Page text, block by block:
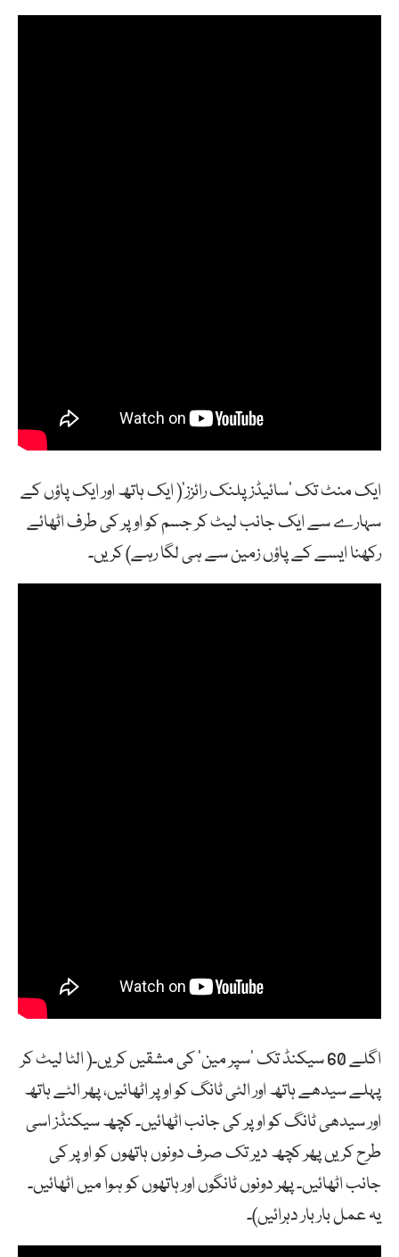
ایک منٹ تک ‘سائیڈز پلنک رائزز'( ایک ہاتھ اور ایک پاؤں کے
سہارے سے ایک جانب لیٹ کر جسم کو اوپر کی طرف اٹھائے
رکھنا ایسے کے پاؤں زمین سے ہی لگا رہے) کریں۔
اگلے 60 سیکنڈ تک ‘سپر مین’ کی مشقیں کریں۔( الٹا لیٹ کر
پہلے سیدھے ہاتھ اور الٹی ٹانگ کو اوپر اٹھائیں، پھر الٹے ہاتھ
اور سیدھی ٹانگ کو اوپر کی جانب اٹھائیں۔ کچھ سیکنڈز اسی
طرح کریں پھر کچھ دیر تک صرف دونوں ہاتھوں کو اوپر کی
جانب اٹھائیں۔ پھر دونوں ٹانگوں اور ہاتھوں کو ہوا میں اٹھائیں۔
یہ عمل بار بار دہرائیں)۔